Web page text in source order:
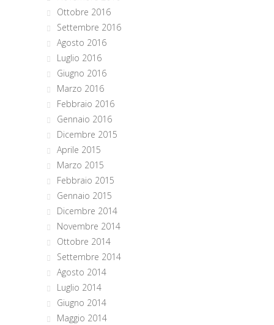
Ottobre 2016
Settembre 2016
Agosto 2016
Luglio 2016
Giugno 2016
Marzo 2016
Febbraio 2016
Gennaio 2016
Dicembre 2015
Aprile 2015
Marzo 2015
Febbraio 2015
Gennaio 2015
Dicembre 2014
Novembre 2014
Ottobre 2014
Settembre 2014
Agosto 2014
Luglio 2014
Giugno 2014
Maggio 2014